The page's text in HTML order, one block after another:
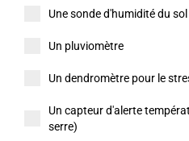
Une sonde d'humidité du sol
Un pluviomètre
Un dendromètre pour le
Un capteur d'alerte
serre)